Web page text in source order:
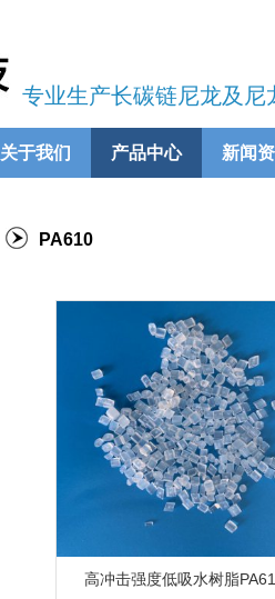
专业生产长碳链尼龙及尼
关于我们 产品中心 新闻
PA610
高冲击强度低吸水树脂